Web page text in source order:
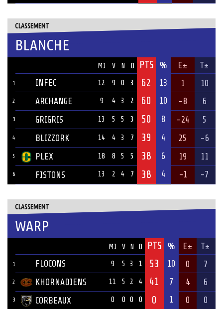
CLASSEMENT
BLANCHE
MJ V N D PTS % E± T±
1 INFEC 12 9 0 3 62 13 1 10
2 ARCHANGE 9 4 3 2 60 10 -8 6
3 GRIGRIS 13 5 5 3 50 8 -24 5
4 BLIZZORK 14 4 3 7 39 4 25 -6
5 PLEX 18 8 5 5 38 6 19 11
6 FISTONS 13 2 4 7 38 4 -1 -7
CLASSEMENT
WARP
MJ V N D PTS % E± T±
1 FLOCONS 9 5 3 1 53 10 0 7
2 KHORNADIENS 11 5 2 4 41 7 4 6
3 CORBEAUX 0 0 0 0 0 1 0 0